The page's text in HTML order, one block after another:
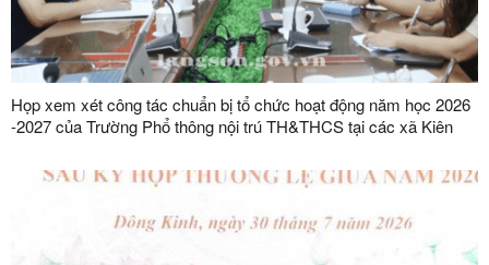
Họp xem xét công tác chuẩn bị tổ chức hoạt động năm học 2026
-2027 của Trường Phổ thông nội trú TH&THCS tại các xã Kiên